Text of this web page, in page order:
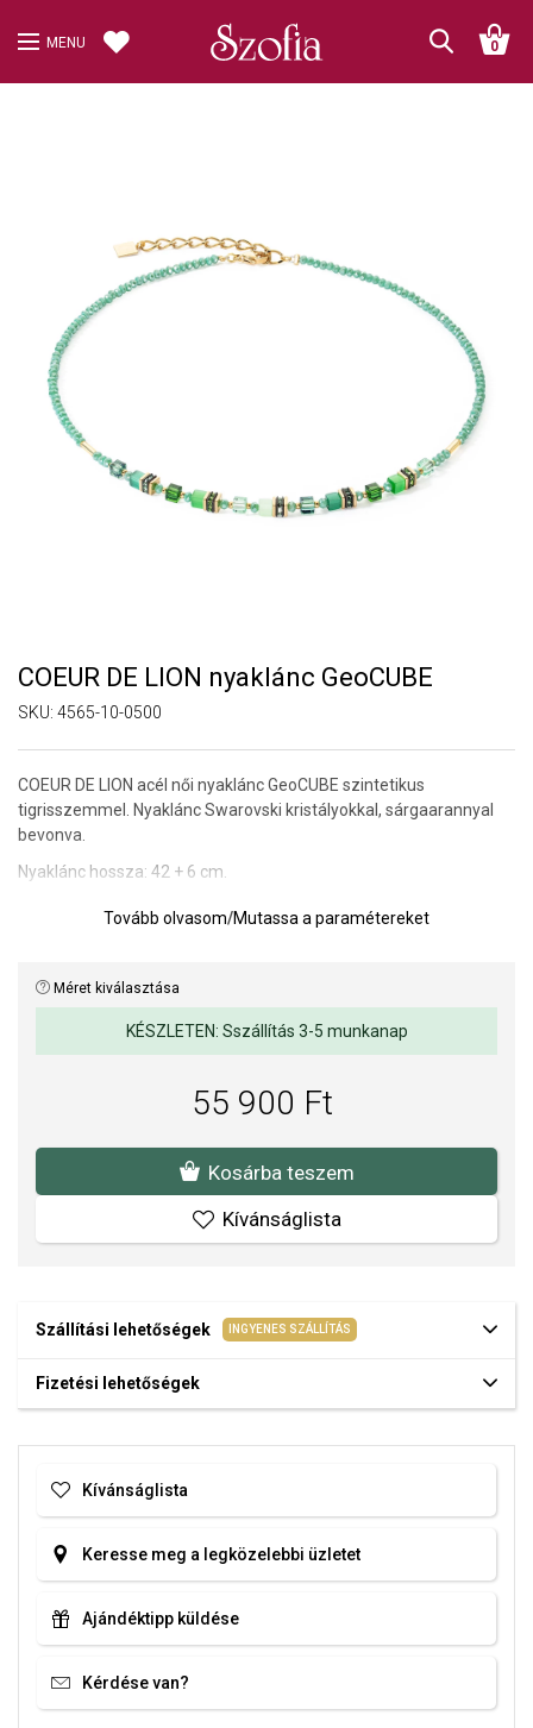
MENU 0
COEUR DE LION nyaklánc GeoCUBE
SKU: 4565-10-0500
COEUR DE LION acél női nyaklánc GeoCUBE szintetikus
tigrisszemmel. Nyaklánc Swarovski kristályokkal, sárgaarannyal
bevonva.
Nyaklánc hossza: 42 + 6 cm.
Tovább olvasom/Mutassa a paramétereket
Méret kiválasztása
KÉSZLETEN: Sszállítás 3-5 munkanap
55 900 Ft
Kosárba teszem
Kívánságlista
Szállítási lehetőségek INGYENES SZÁLLÍTÁS
Fizetési lehetőségek
Kívánságlista
Keresse meg a legközelebbi üzletet
Ajándéktipp küldése
Kérdése van?